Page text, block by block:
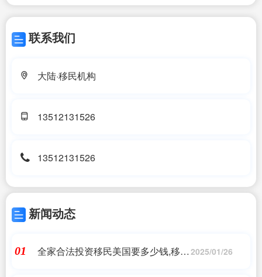
联系我们
大陆·移民机构
13512131526
13512131526
新闻动态
01
全家合法投资移民美国要多少钱,移民 2025/01/26